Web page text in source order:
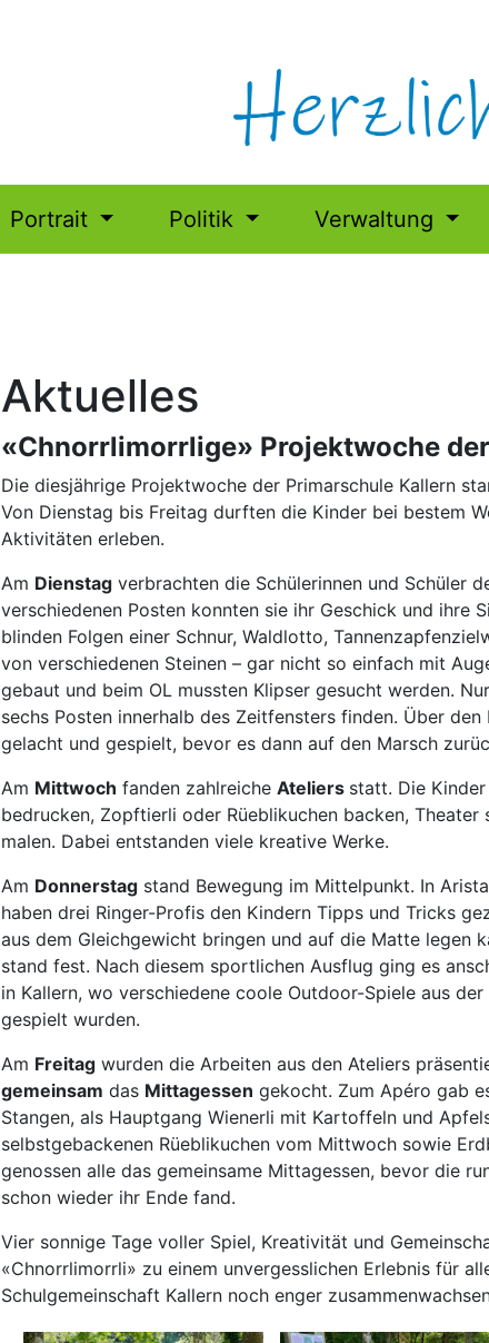
Portrait Politik Verwaltung
Aktuelles
«Chnorrlimorrlige» Projektwoche
Die diesjährige Projektwoche der Primarschule Kallern
Von Dienstag bis Freitag durften die Kinder bei bestem
Aktivitäten erleben.
Am Dienstag verbrachten die Schülerinnen und Schüler
verschiedenen Posten konnten sie ihr Geschick und ihre
blinden Folgen einer Schnur, Waldlotto,
von verschiedenen Steinen – gar nicht so einfach mit
gebaut und beim OL mussten Klipser gesucht werden.
sechs Posten innerhalb des Zeitfensters finden. Über
gelacht und gespielt, bevor es dann auf den Marsch
Am Mittwoch fanden zahlreiche Ateliers statt. Die
bedrucken, Zopftierli oder Rüeblikuchen backen, Theater
malen. Dabei entstanden viele kreative Werke.
Am Donnerstag stand Bewegung im Mittelpunkt. In
haben drei Ringer-Profis den Kindern Tipps und Tricks
aus dem Gleichgewicht bringen und auf die Matte legen
stand fest. Nach diesem sportlichen Ausflug ging es
in Kallern, wo verschiedene coole Outdoor-Spiele aus
gespielt wurden.
Am Freitag wurden die Arbeiten aus den Ateliers
gemeinsam das Mittagessen gekocht. Zum Apéro gab
Stangen, als Hauptgang Wienerli mit Kartoffeln und
selbstgebackenen Rüeblikuchen vom Mittwoch sowie
genossen alle das gemeinsame Mittagessen, bevor die
schon wieder ihr Ende fand.
Vier sonnige Tage voller Spiel, Kreativität und
«Chnorrlimorrli» zu einem unvergesslichen Erlebnis für
Schulgemeinschaft Kallern noch enger